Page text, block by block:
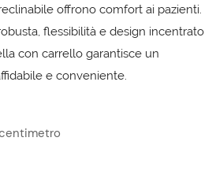
offrono comfort ai pazienti.
flessibilità e design incentrato
con carrello garantisce un
e conveniente.